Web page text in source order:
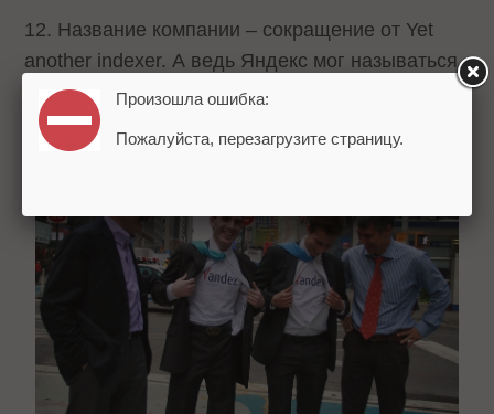
12. Название компании – сокращение от Yet
another indexer. А ведь Яндекс мог называться
просто «Бистро».Произошла ошибка:
Пожалуйста, перезагрузите страницу.